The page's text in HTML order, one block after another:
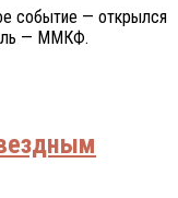
событие — открылся
— ММКФ.